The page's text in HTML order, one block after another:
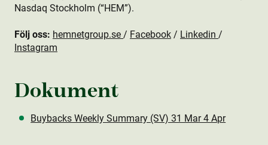
Nasdaq Stockholm (“HEM”).
Följ oss: hemnetgroup.se / Facebook / Linkedin /
Instagram
Dokument
Buybacks Weekly Summary (SV) 31 Mar 4 Apr